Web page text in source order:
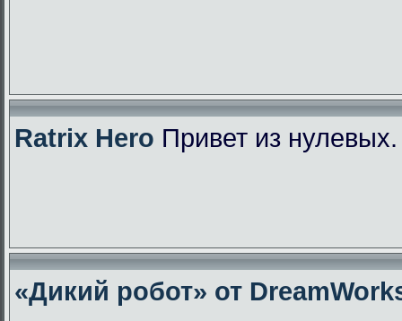
Ratrix Hero Привет из
«Дикий робот» от